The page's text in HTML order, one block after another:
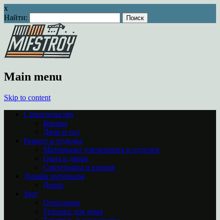
x
Найти:
Main menu
Skip to content
Строительство
Крыша
Двор и сад
Ремонт и отделка
Материалы для ремонта и отделки
Окна и двери
Сантехника и ванная
Дизайн интерьера
Декор
Уют
Отопление
Техника для дома